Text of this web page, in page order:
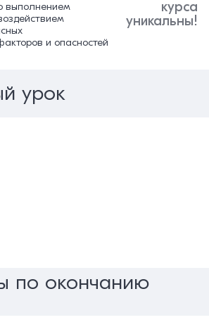
курса
уникальны!
выполнением
и опасностей
урок
по окончанию